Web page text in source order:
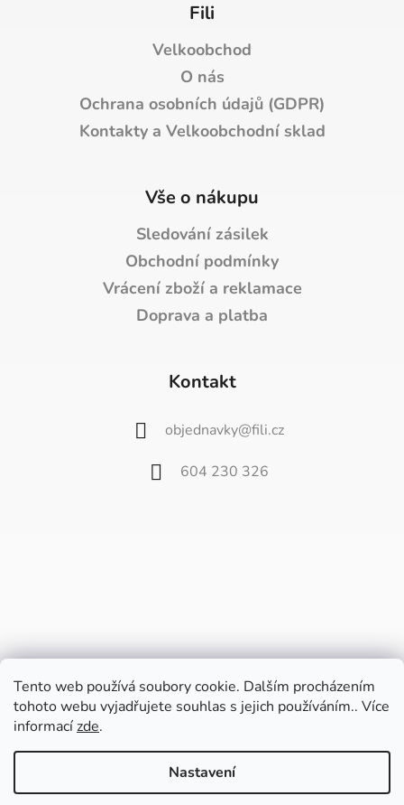
Tento web používá soubory cookie. Dalším procházením
tohoto webu vyjadřujete souhlas s jejich používáním.. Více
informacízde.
Nastavení
Vážení zákazníci,
od 27. července do 9. srpna bude náš
velkoobchod zavřený z důvodu dovolené.
Fili
Velkoobchod
O nás
Ochrana osobních údajů (GDPR)
Kontakty a Velkoobchodní sklad
Vše o nákupu
Sledování zásilek
Obchodní podmínky
Vrácení zboží a reklamace
Doprava a platba
Kontakt
objednavky@fili.cz
604 230 326